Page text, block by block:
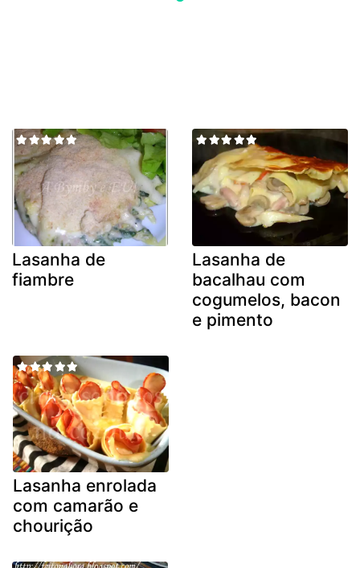
Lasanha de
fiambre
Lasanha de
bacalhau com
cogumelos, bacon
e pimento
Lasanha enrolada
com camarão e
chourição